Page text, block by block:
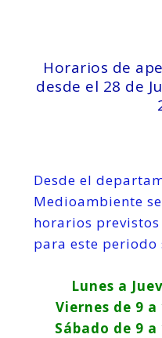
Horarios de
desde el 28 de
Desde el
Medioambiente
horarios
para este periodo
Lunes a
Viernes de 9 a
Sábado de 9 a